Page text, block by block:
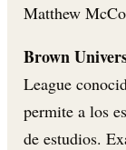
Matthew
Brown
League
permite a los
de estudios.